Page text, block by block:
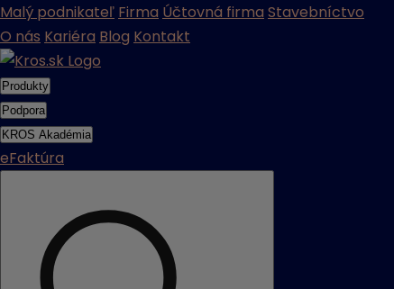
Malý podnikateľ Firma Účtovná firma Stavebníctvo
O nás Kariéra Blog Kontakt
Produkty
Podpora
KROS Akadémia
eFaktúra